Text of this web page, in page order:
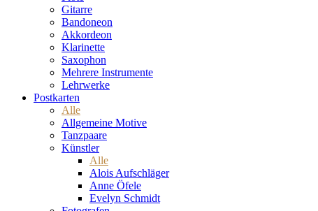
Gitarre
Bandoneon
Akkordeon
Klarinette
Saxophon
Mehrere Instrumente
Lehrwerke
Postkarten
Alle
Allgemeine Motive
Tanzpaare
Künstler
Alle
Alois Aufschläger
Anne Öfele
Evelyn Schmidt